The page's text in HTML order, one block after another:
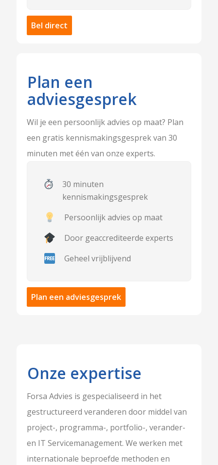
Bel direct
Plan een
adviesgesprek
Wil je een persoonlijk advies op maat? Plan
een gratis kennismakingsgesprek van 30
minuten met één van onze experts.
30 minuten
kennismakingsgesprek
Persoonlijk advies op maat
Door geaccrediteerde experts
Geheel vrijblijvend
Plan een adviesgesprek
Onze expertise
Forsa Advies is gespecialiseerd in het
gestructureerd veranderen door middel van
project-, programma-, portfolio-, verander-
en IT Servicemanagement. We werken met
internationale beproefde methoden en